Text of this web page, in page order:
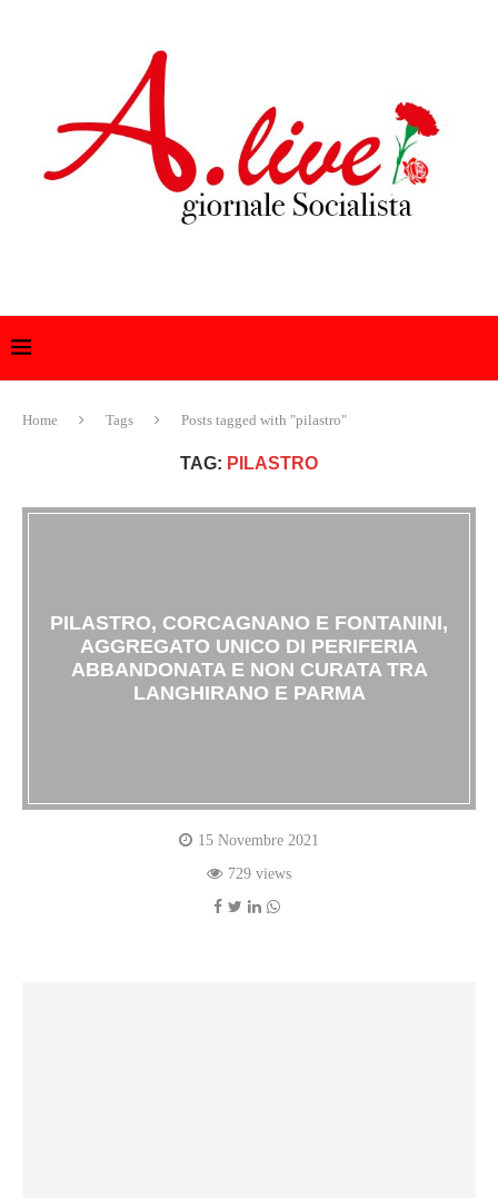
Home Tags Posts tagged with "pilastro"
TAG: PILASTRO
PILASTRO, CORCAGNANO E FONTANINI,
AGGREGATO UNICO DI PERIFERIA
ABBANDONATA E NON CURATA TRA
LANGHIRANO E PARMA
15 Novembre 2021
729 views